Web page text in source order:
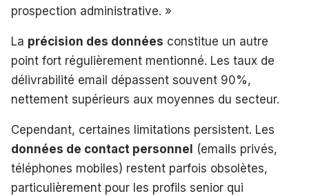
prospection administrative. »
La précision des données constitue un autre
point fort régulièrement mentionné. Les taux de
délivrabilité email dépassent souvent 90%,
nettement supérieurs aux moyennes du secteur.
Cependant, certaines limitations persistent. Les
données de contact personnel
(emails privés,
téléphones mobiles) restent parfois obsolètes,
particulièrement pour les profils senior qui